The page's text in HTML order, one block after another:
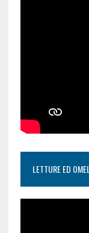
LETTURE ED